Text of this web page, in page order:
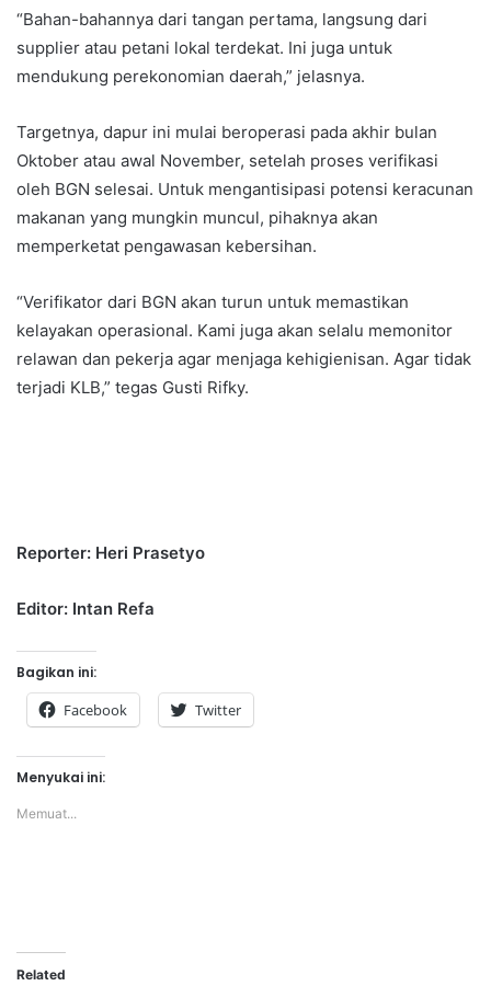
“Bahan-bahannya dari tangan pertama, langsung dari
supplier atau petani lokal terdekat. Ini juga untuk
mendukung perekonomian daerah,” jelasnya.
Targetnya, dapur ini mulai beroperasi pada akhir bulan
Oktober atau awal November, setelah proses verifikasi
oleh BGN selesai. Untuk mengantisipasi potensi keracunan
makanan yang mungkin muncul, pihaknya akan
memperketat pengawasan kebersihan.
“Verifikator dari BGN akan turun untuk memastikan
kelayakan operasional. Kami juga akan selalu memonitor
relawan dan pekerja agar menjaga kehigienisan. Agar tidak
terjadi KLB,” tegas Gusti Rifky.
Reporter: Heri Prasetyo
Editor: Intan Refa
Bagikan ini:
Facebook Twitter
Menyukai ini:
Memuat...
Related